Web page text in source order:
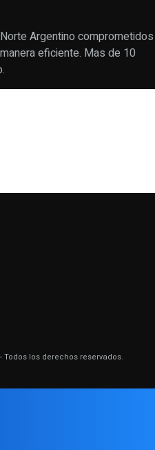
Argentino comprometidos
eficiente. Mas de 10
- Todos los derechos reservados.